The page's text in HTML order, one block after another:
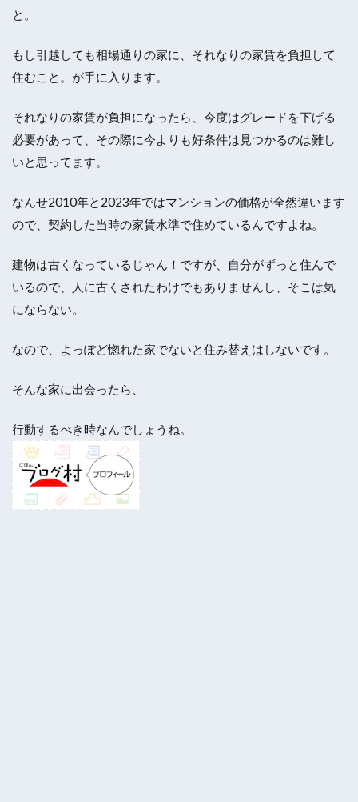
と。
もし引越しても相場通りの家に、それなりの家賃を負担して
住むこと。が手に入ります。
それなりの家賃が負担になったら、今度はグレードを下げる
必要があって、その際に今よりも好条件は見つかるのは難し
いと思ってます。
なんせ2010年と2023年ではマンションの価格が全然違います
ので、契約した当時の家賃水準で住めているんですよね。
建物は古くなっているじゃん！ですが、自分がずっと住んで
いるので、人に古くされたわけでもありませんし、そこは気
にならない。
なので、よっぽど惚れた家でないと住み替えはしないです。
そんな家に出会ったら、
行動するべき時なんでしょうね。